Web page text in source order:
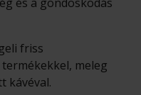
friss
meleg
kávéval.